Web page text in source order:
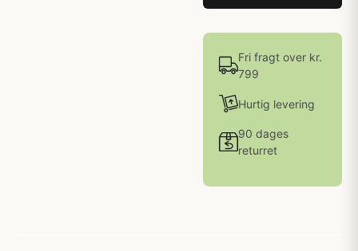
Fri fragt over kr.
799
Hurtig levering
90 dages
returret